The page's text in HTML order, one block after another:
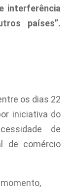
interferência
países”.
os dias 22
iniciativa do
de
de comércio